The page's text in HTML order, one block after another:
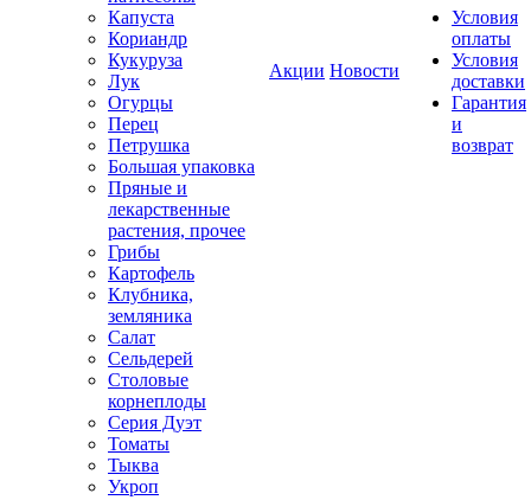
Капуста
Кориандр
Кукуруза
Лук
Огурцы
Перец
Петрушка
Большая упаковка
Пряные и
лекарственные
растения, прочее
Грибы
Картофель
Клубника,
земляника
Салат
Сельдерей
Столовые
корнеплоды
Серия Дуэт
Томаты
Тыква
Укроп
Акции Новости
Условия
оплаты
Условия
доставки
Гарантия
и
возврат